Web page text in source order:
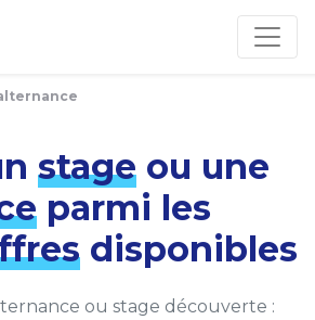
stage ou une
parmi les
disponibles
ou stage découverte :
cookies